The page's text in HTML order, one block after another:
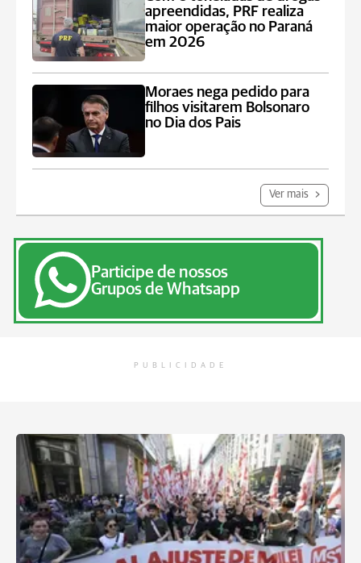
apreendidas, PRF realiza
maior operação no Paraná
em 2026
Moraes nega pedido para
filhos visitarem Bolsonaro
no Dia dos Pais
Ver mais
Participe de nossos
Grupos de Whatsapp
PUBLICIDADE